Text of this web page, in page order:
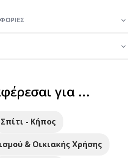
για ...
Σπίτι - Κήπος
& Οικιακής Χρήσης